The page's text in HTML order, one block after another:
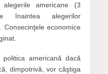
americane (3
înaintea alegerilor
Consecinţele economice
americană dacă
dimpotrivă, vor câştiga